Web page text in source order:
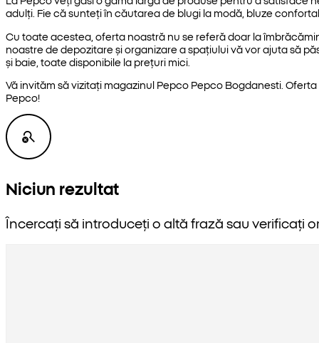
adulți. Fie că sunteți în căutarea de blugi la modă, bluze
Cu toate acestea, oferta noastră nu se referă doar la
noastre de depozitare și organizare a spațiului vă vor ajuta să
și baie, toate disponibile la prețuri mici.
Vă invităm să vizitați magazinul Pepco Pepco Bogdanesti.
Pepco!
Niciun rezultat
Încercați să introduceți o altă frază sau verificați